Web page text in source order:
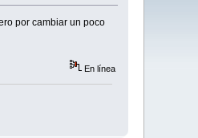
por cambiar un poco
En línea